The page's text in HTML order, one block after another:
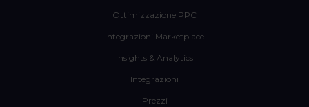
Ottimizzazione PPC
Integrazioni Marketplace
Insights & Analytics
Integrazioni
Prezzi